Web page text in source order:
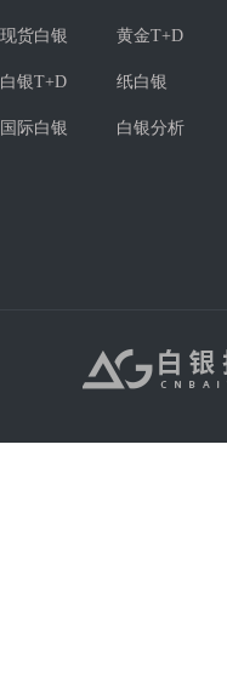
现货白银 黄金T+D
白银T+D 纸白银
国际白银 白银分析